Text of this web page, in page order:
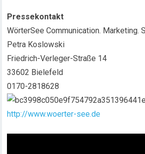
Pressekontakt
WörterSee Communication. Marketing.
Petra Koslowski
Friedrich-Verleger-Straße 14
33602 Bielefeld
0170-2818628
http://www.woerter-see.de